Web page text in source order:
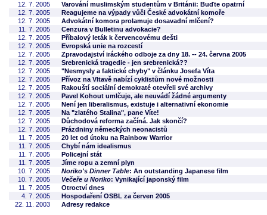
12. 7. 2005
Varování muslimským studentům v Británii: Buďte opatrní
12. 7. 2005
Reagujeme na výpady vůči České advokátní komoře
12. 7. 2005
Advokátní komora prolamuje dosavadní mlčení?
11. 7. 2005
Cenzura v Bulletinu advokacie?
12. 7. 2005
Příbalový leták k červencovému dešti
12. 7. 2005
Evropská unie na rozcestí
12. 7. 2005
Zpravodajství iráckého odboje za dny 18. -- 24. června 2005
12. 7. 2005
Srebrenická tragedie - jen srebrenická??
12. 7. 2005
"Nesmysly a faktické chyby" v článku Josefa Víta
12. 7. 2005
Přívoz na Vltavě nabízí cyklistům nové možnosti
12. 7. 2005
Rakouští sociální demokraté otevřeli své archivy
12. 7. 2005
Pavel Kohout umlčuje, ale neuvádí žádné argumenty
12. 7. 2005
Není jen liberalismus, existuje i alternativní ekonomie
12. 7. 2005
Na "zlatého Stalina", pane Víte!
12. 7. 2005
Důchodová reforma začíná. Jak skončí?
12. 7. 2005
Prázdniny německých neonacistů
11. 7. 2005
20 let od útoku na Rainbow Warrior
11. 7. 2005
Chybí nám idealismus
11. 7. 2005
Policejní stát
11. 7. 2005
Jíme ropu a zemní plyn
10. 7. 2005
Noriko's Dinner Table: An outstanding Japanese film
10. 7. 2005
Večeře u Noriko: Vynikající japonský film
11. 7. 2005
Otroctví dnes
4. 7. 2005
Hospodaření OSBL za červen 2005
22. 11. 2003
Adresy redakce